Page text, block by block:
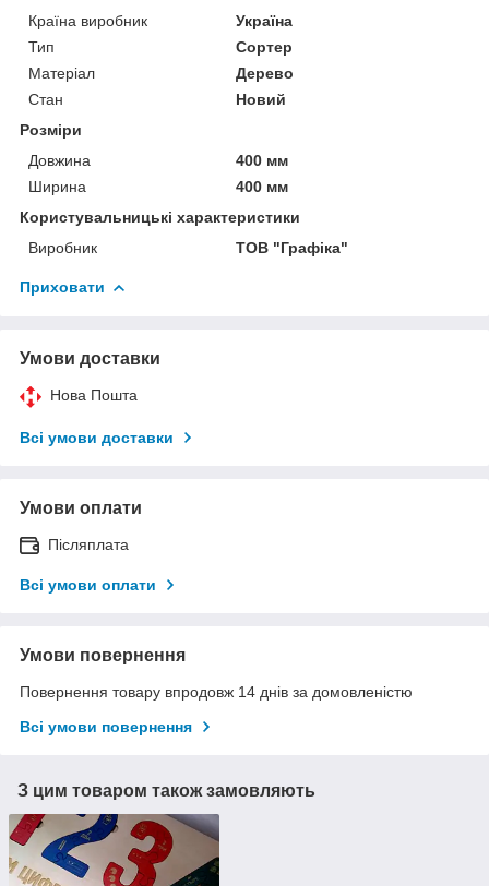
Країна виробник
Україна
Тип
Сортер
Матеріал
Дерево
Стан
Новий
Розміри
Довжина
400 мм
Ширина
400 мм
Користувальницькі характеристики
Виробник
ТОВ "Графіка"
Приховати
Умови доставки
Нова Пошта
Всі умови доставки
Умови оплати
Післяплата
Всі умови оплати
Умови повернення
Повернення товару впродовж 14 днів за домовленістю
Всі умови повернення
З цим товаром також замовляють